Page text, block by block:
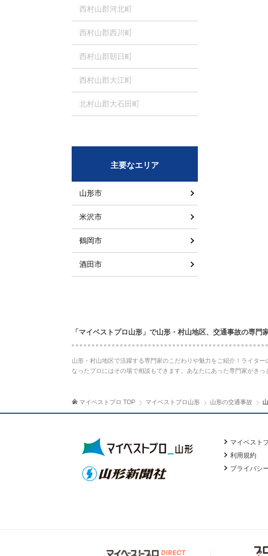
西村山郡河北町
西村山郡西川町
西村山郡朝日町
西村山郡大江町
北村山郡大石田町
主要なエリア
山形市
米沢市
鶴岡市
酒田市
「マイベストプロ山形」で山形・村山地区、交通事故の専門
山形・村山地区で活躍する専門家のこだわりや魅力をご紹介！ライタ
なったプロにはその場で相談もできます。あなたにあった専門家がき
マイベストプロ TOP マイベストプロ山形 山形の交通事故
マイベスト
利用規約
プライバシ